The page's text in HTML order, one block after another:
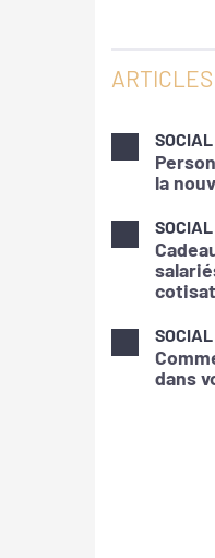
SOCIAL
la
SOCIAL
SOCIAL
dans